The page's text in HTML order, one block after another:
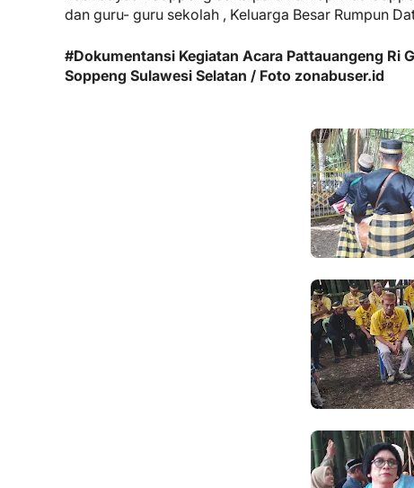
dan guru- guru sekolah , Keluarga Besar Rumpun
#Dokumentansi Kegiatan Acara Pattauangeng Ri
Soppeng Sulawesi Selatan / Foto zonabuser.id